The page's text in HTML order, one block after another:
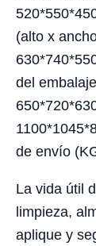
(alto x
del
de envío
La vida útil
limpieza,
aplique y